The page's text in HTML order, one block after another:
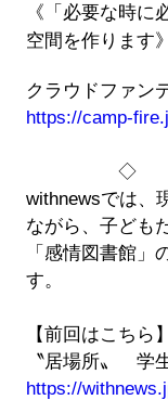
《「必要な時に
空間を作ります》
クラウドファン
https://camp-
◇
withnewsでは、
ながら、子ども
「感情図書館」
す。
【前回はこち
〝居場所〟 学
https://